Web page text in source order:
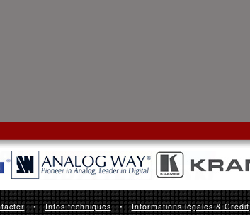
•Infos techniques•Informations légales & Crédit